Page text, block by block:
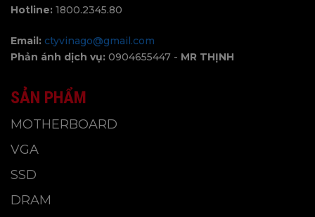
Hotline: 1800.2345.80
Email: ctyvinago@gmail.com
Phản ánh dịch vụ: 0904655447 - MR THỊNH
SẢN PHẨM
MOTHERBOARD
VGA
SSD
DRAM